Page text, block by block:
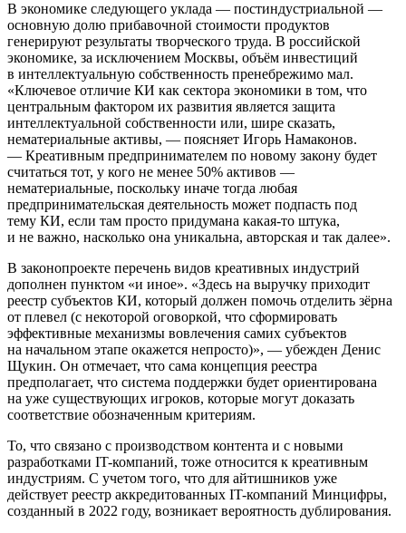
В экономике следующего уклада — постиндустриальной —
основную долю прибавочной стоимости продуктов
генерируют результаты творческого труда. В российской
экономике, за исключением Москвы, объём инвестиций
в интеллектуальную собственность пренебрежимо мал.
«Ключевое отличие КИ как сектора экономики в том, что
центральным фактором их развития является защита
интеллектуальной собственности или, шире сказать,
нематериальные активы, — поясняет Игорь Намаконов.
— Креативным предпринимателем по новому закону будет
считаться тот, у кого не менее 50% активов —
нематериальные, поскольку иначе тогда любая
предпринимательская деятельность может подпасть под
тему КИ, если там просто придумана какая-то штука,
и не важно, насколько она уникальна, авторская и так далее».
В законопроекте перечень видов креативных индустрий
дополнен пунктом «и иное». «Здесь на выручку приходит
реестр субъектов КИ, который должен помочь отделить зёрна
от плевел (с некоторой оговоркой, что сформировать
эффективные механизмы вовлечения самих субъектов
на начальном этапе окажется непросто)», — убежден Денис
Щукин. Он отмечает, что сама концепция реестра
предполагает, что система поддержки будет ориентирована
на уже существующих игроков, которые могут доказать
соответствие обозначенным критериям.
То, что связано с производством контента и с новыми
разработками IT-компаний, тоже относится к креативным
индустриям. С учетом того, что для айтишников уже
действует реестр аккредитованных IT-компаний Минцифры,
созданный в 2022 году, возникает вероятность дублирования.